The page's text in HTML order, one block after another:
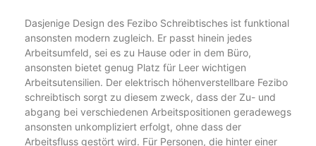
Dasjenige Design des Fezibo Schreibtisches ist funktional
ansonsten modern zugleich. Er passt hinein jedes
Arbeitsumfeld, sei es zu Hause oder in dem Büro,
ansonsten bietet genug Platz für Leer wichtigen
Arbeitsutensilien. Der elektrisch höhenverstellbare Fezibo
schreibtisch sorgt zu diesem zweck, dass der Zu- und
abgang bei verschiedenen Arbeitspositionen geradewegs
ansonsten unkompliziert erfolgt, ohne dass der
Arbeitsfluss gestört wird. Für Personen, die hinter einer